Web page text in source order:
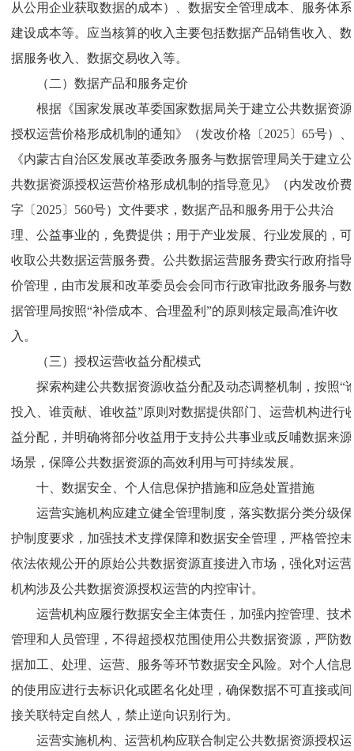
从公用企业获取数据的成本）、数据安全管理成本、服务体系
建设成本等。应当核算的收入主要包括数据产品销售收入、数
据服务收入、数据交易收入等。
（二）数据产品和服务定价
根据《国家发展改革委国家数据局关于建立公共数据资源
授权运营价格形成机制的通知》（发改价格〔2025〕65号）、
《内蒙古自治区发展改革委政务服务与数据管理局关于建立公
共数据资源授权运营价格形成机制的指导意见》（内发改价费
字〔2025〕560号）文件要求，数据产品和服务用于公共治
理、公益事业的，免费提供；用于产业发展、行业发展的，可
收取公共数据运营服务费。公共数据运营服务费实行政府指导
价管理，由市发展和改革委员会会同市行政审批政务服务与数
据管理局按照“补偿成本、合理盈利”的原则核定最高准许收
入。
（三）授权运营收益分配模式
探索构建公共数据资源收益分配及动态调整机制，按照“
投入、谁贡献、谁收益”原则对数据提供部门、运营机构进行
益分配，并明确将部分收益用于支持公共事业或反哺数据来源
场景，保障公共数据资源的高效利用与可持续发展。
十、数据安全、个人信息保护措施和应急处置措施
运营实施机构应建立健全管理制度，落实数据分类分级保
护制度要求，加强技术支撑保障和数据安全管理，严格管控未
依法依规公开的原始公共数据资源直接进入市场，强化对运营
机构涉及公共数据资源授权运营的内控审计。
运营机构应履行数据安全主体责任，加强内控管理、技术
管理和人员管理，不得超授权范围使用公共数据资源，严防数
据加工、处理、运营、服务等环节数据安全风险。对个人信息
的使用应进行去标识化或匿名化处理，确保数据不可直接或间
接关联特定自然人，禁止逆向识别行为。
运营实施机构、运营机构应联合制定公共数据资源授权运